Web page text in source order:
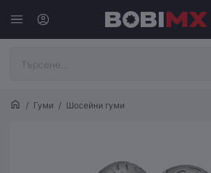
Гуми Шосейни гуми